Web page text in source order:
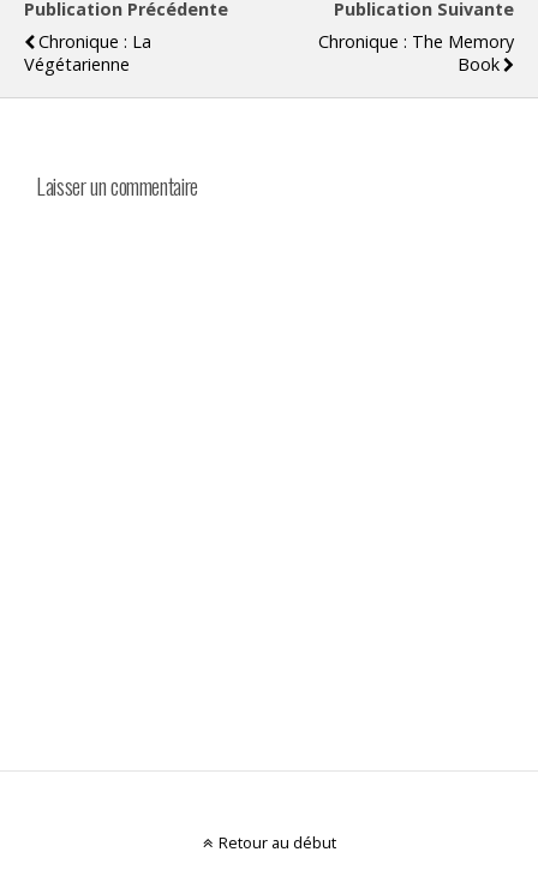
Publication Précédente
Chronique : La
Végétarienne
Publication Suivante
Chronique : The Memory
Book
Laisser un commentaire
Retour au début